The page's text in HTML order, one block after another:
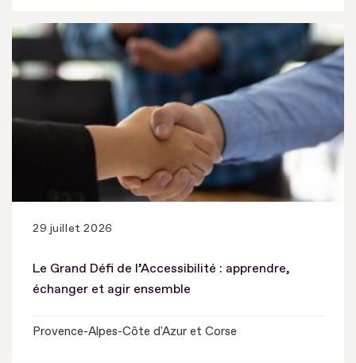
29 juillet 2026
Le Grand Défi de l’Accessibilité : apprendre,
échanger et agir ensemble
Provence-Alpes-Côte d'Azur et Corse